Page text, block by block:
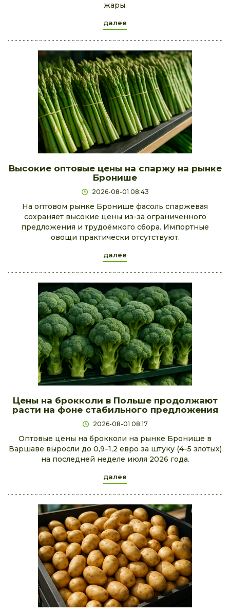
жары.
далее
Высокие оптовые цены на спаржу на рынке
Бронише
2026-08-01 08:43
На оптовом рынке Бронише фасоль спаржевая
сохраняет высокие цены из-за ограниченного
предложения и трудоёмкого сбора. Импортные
овощи практически отсутствуют.
далее
Цены на брокколи в Польше продолжают
расти на фоне стабильного предложения
2026-08-01 08:17
Оптовые цены на брокколи на рынке Бронише в
Варшаве выросли до 0,9–1,2 евро за штуку (4–5 злотых)
на последней неделе июля 2026 года.
далее